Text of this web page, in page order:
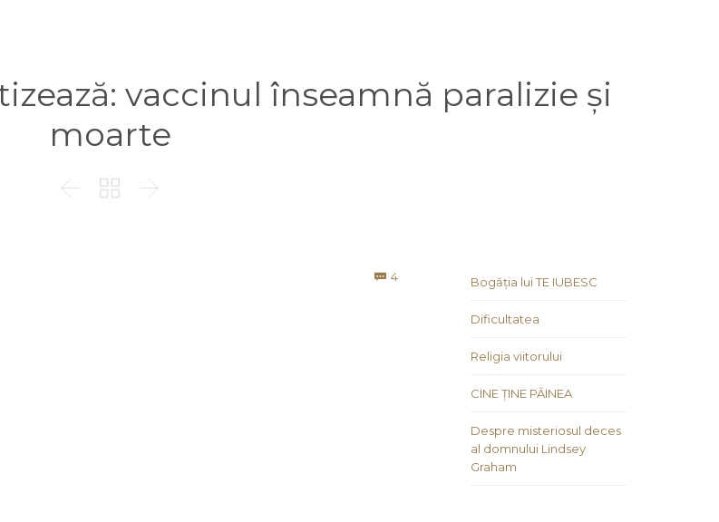
vaccinul înseamnă paralizie și
moarte
  
 4Comments Bogăția lui TE IUBESC
Dificultatea
Religia viitorului
CINE ȚINE PÂINEA
Despre misteriosul deces
al domnului Lindsey
Graham